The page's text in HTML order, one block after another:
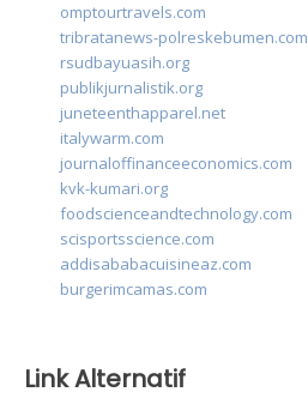
omptourtravels.com
tribratanews-polreskebumen.com
rsudbayuasih.org
publikjurnalistik.org
juneteenthapparel.net
italywarm.com
journaloffinanceeconomics.com
kvk-kumari.org
foodscienceandtechnology.com
scisportsscience.com
addisababacuisineaz.com
burgerimcamas.com
Link Alternatif